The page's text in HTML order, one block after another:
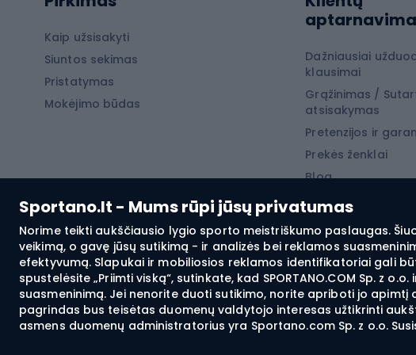
Sportano.lt - Mums rūpi jūsų privatumas
Norime teikti aukščiausio lygio sporto meistriškumo paslaugas.
veikimą, o gavę jūsų sutikimą - ir analizės bei reklamos
efektyvumą. Slapukai ir mobiliosios reklamos identifikatoriai gali
spustelėsite „Priimti viską“, sutinkate, kad SPORTANO.COM Sp. z
suasmeninimą. Jei nenorite duoti sutikimo, norite apriboti jo
pagrindas bus teisėtas duomenų valdytojo interesas užtikrinti
asmens duomenų administratorius yra Sportano.com Sp. z o.o.
Žygio šortai
Neperpučiamos striukės
Žygio marškinėliai
Terminiai apatiniai
Laipiojimo
Laipiojimo
Žiemos
Žvejyba
Karpių žvejyba
Šamų žvejyba
Žvejyba
Plūdinė žvejyba
Dugninė
Kaip užsisakyti
Siuntos sekimas
Pristatymas
Mokėjimo būdas
Dažniausiai
klausimai
Grąžinimas /
atsisakymas
Pretenzijos ir
Prekės ženklai
Blog